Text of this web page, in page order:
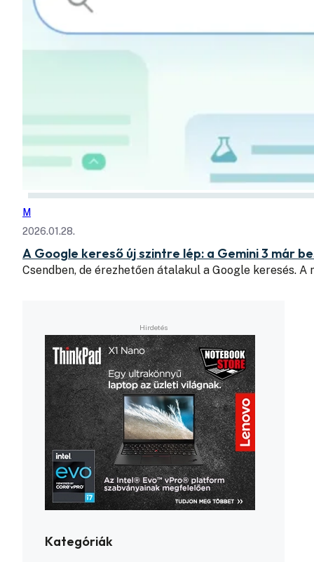
M
2026.01.28.
A Google kereső új szintre lép: a Gemini 3 már
Csendben, de érezhetően átalakul a Google keresés.
Kategóriák